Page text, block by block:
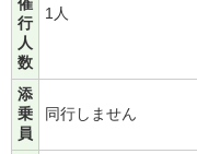
行
人
数
1人
添
乗
員
同行しません